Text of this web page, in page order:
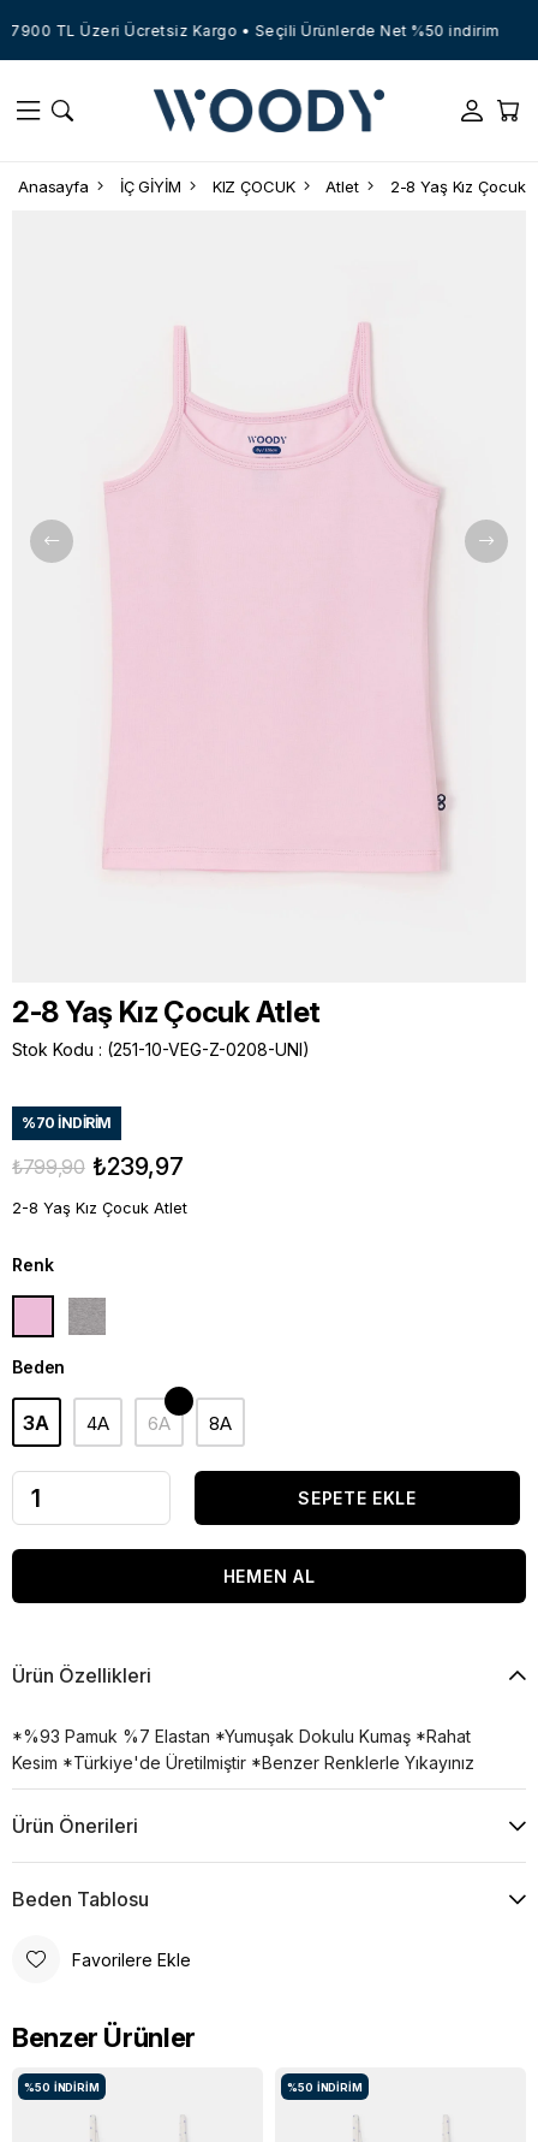
7900 TL Üzeri Ücretsiz Kargo • Seçili Ürünlerde Net %50 indirim
Anasayfa İÇ GİYİM KIZ ÇOCUK Atlet 2-8 Yaş Kız Çocuk
2-8 Yaş Kız Çocuk Atlet
Stok Kodu (251-10-VEG-Z-0208-UNI)
%70 İNDIRIM
₺799,90 ₺239,97
2-8 Yaş Kız Çocuk Atlet
Renk
Beden
3A 4A 6A 8A
Ürün Özellikleri
*%93 Pamuk %7 Elastan *Yumuşak Dokulu Kumaş *Rahat
Kesim *Türkiye'de Üretilmiştir *Benzer Renklerle Yıkayınız
Ürün Önerileri
Beden Tablosu
Favorilere Ekle
Benzer Ürünler
%50 İNDIRIM %50 İNDIRIM